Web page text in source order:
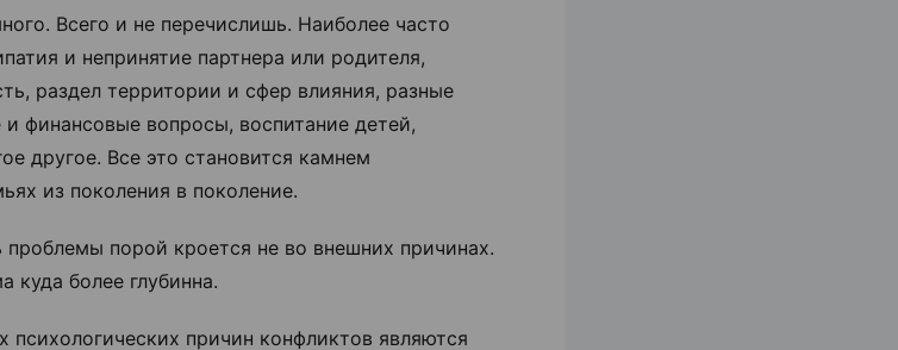
Всего и не перечислишь. Наиболее часто
и непринятие партнера или родителя,
раздел территории и сфер влияния, разные
финансовые вопросы, воспитание детей,
другое. Все это становится камнем
из поколения в поколение.
порой кроется не во внешних причинах.
куда более глубинна.
психологических причин конфликтов являются